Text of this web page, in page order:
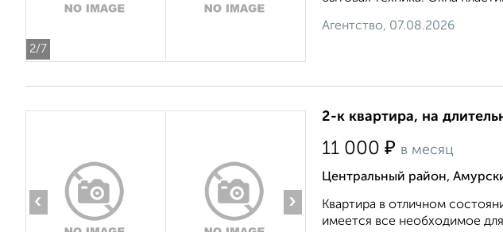
2/7
Агентство, 07.08.2026
‹ ›
2-к квартира, на
11 000 ₽ в месяц
Центральный район,
Квартира в отличном
имеется все необходимое